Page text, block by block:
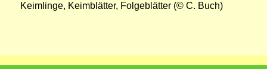
Keimlinge, Keimblätter, Folgeblätter (© C. Buch)